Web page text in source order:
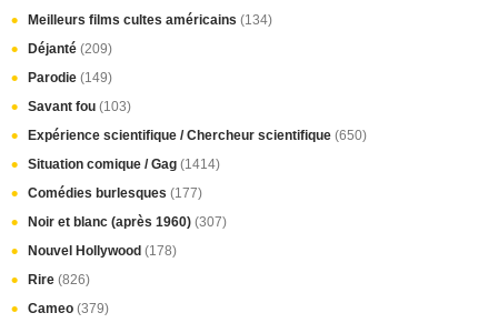
Meilleurs films cultes américains (134)
Déjanté (209)
Parodie (149)
Savant fou (103)
Expérience scientifique / Chercheur scientifique (650)
Situation comique / Gag (1414)
Comédies burlesques (177)
Noir et blanc (après 1960) (307)
Nouvel Hollywood (178)
Rire (826)
Cameo (379)